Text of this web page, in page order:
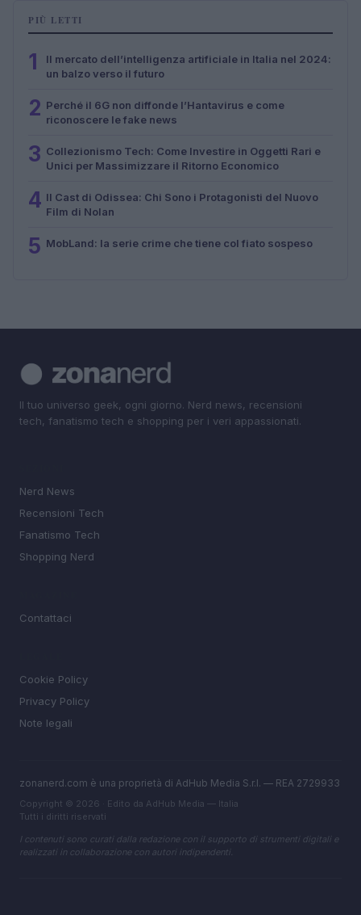
PIÙ LETTI
1
Il mercato dell’intelligenza artificiale in Italia nel 2024:
un balzo verso il futuro
2 Perché il 6G non diffonde l’Hantavirus e come
riconoscere le fake news
3 Collezionismo Tech: Come Investire in Oggetti Rari e
Unici per Massimizzare il Ritorno Economico
4 Il Cast di Odissea: Chi Sono i Protagonisti del Nuovo
Film di Nolan
5 MobLand: la serie crime che tiene col fiato sospeso
Il tuo universo geek, ogni giorno. Nerd news, recensioni
tech, fanatismo tech e shopping per i veri appassionati.
Nerd News
Recensioni Tech
Fanatismo Tech
Shopping Nerd
Contattaci
Cookie Policy
Privacy Policy
Note legali
zonanerd.com è una proprietà di AdHub Media S.r.l. — REA 2729933
Copyright © 2026 · Edito da AdHub Media — Italia
Tutti i diritti riservati
I contenuti sono curati dalla redazione con il supporto di strumenti digitali e
realizzati in collaborazione con autori indipendenti.